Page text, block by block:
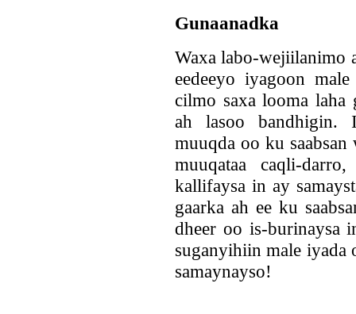
Gunaanadka
Waxa labo-wejiilanimo
eedeeyo iyagoon
cilmo saxa looma laha
ah lasoo bandhigin.
muuqda oo ku
muuqataa caqli-
kallifaysa in ay
gaarka ah ee ku
dheer oo is-burinaysa
suganyihiin male iyada
samaynayso!